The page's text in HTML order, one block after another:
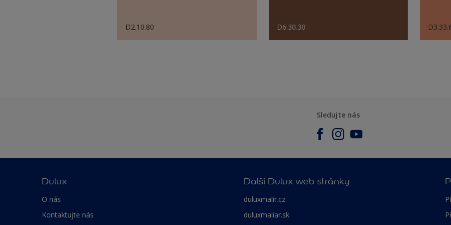
D2.10.80 D6.30.30
Sledujte nás
Dulux
O nás
Kontaktujte nás
Další Dulux web stránky
duluxmalir.cz
duluxmaliar.sk